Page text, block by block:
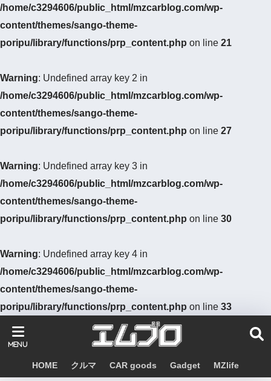
/home/c3294606/public_html/mzcarblog.com/wp-
content/themes/sango-theme-
poripu/library/functions/prp_content.php on line 21
Warning: Undefined array key 2 in
/home/c3294606/public_html/mzcarblog.com/wp-
content/themes/sango-theme-
poripu/library/functions/prp_content.php on line 27
Warning: Undefined array key 3 in
/home/c3294606/public_html/mzcarblog.com/wp-
content/themes/sango-theme-
poripu/library/functions/prp_content.php on line 30
Warning: Undefined array key 4 in
/home/c3294606/public_html/mzcarblog.com/wp-
content/themes/sango-theme-
poripu/library/functions/prp_content.php on line 33
HOME クルマ CAR goods Gadget MZlife